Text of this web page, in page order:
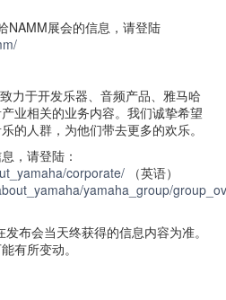
NAMM展会的信息，请登陆
力于开发乐器、音频产品、雅马哈
业相关的业务内容。我们诚挚希望
的人群，为他们带去更多的欢乐。
，请登陆：
corporate/ （英语）
yamaha_group/
布会当天终获得的信息内容为准。
有所变动。